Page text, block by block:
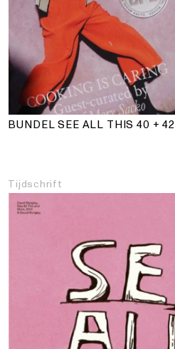
BUNDEL SEE ALL THIS 40 + 42
Tijdschrift